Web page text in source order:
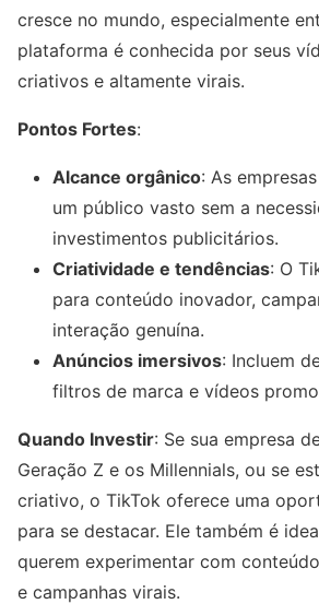
cresce no mundo, especialmente
plataforma é conhecida por seus
criativos e altamente virais.
Pontos Fortes:
Alcance orgânico: As
um público vasto sem a
investimentos publicitários.
Criatividade e tendências: O
para conteúdo inovador,
interação genuína.
Anúncios imersivos: Incluem
filtros de marca e vídeos
Quando Investir: Se sua empresa
Geração Z e os Millennials, ou se
criativo, o TikTok oferece uma
para se destacar. Ele também é
querem experimentar com
e campanhas virais.